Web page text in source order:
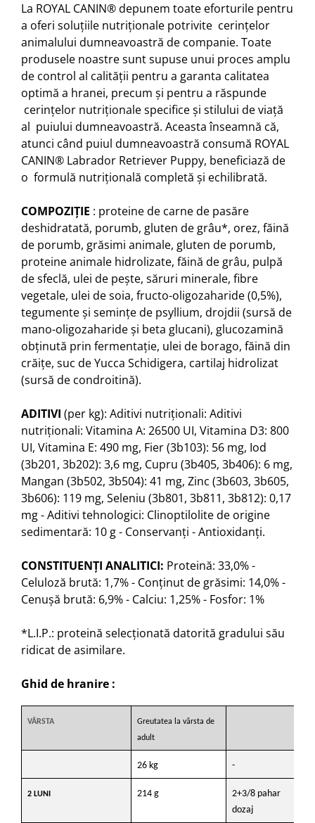
La ROYAL CANIN® depunem toate eforturile pentru
a oferi soluțiile nutriționale potrivite cerințelor
animalului dumneavoastră de companie. Toate
produsele noastre sunt supuse unui proces amplu
de control al calității pentru a garanta calitatea
optimă a hranei, precum și pentru a răspunde
cerințelor nutriționale specifice și stilului de viață
al puiului dumneavoastră. Aceasta înseamnă că,
atunci când puiul dumneavoastră consumă ROYAL
CANIN® Labrador Retriever Puppy, beneficiază de
o formulă nutrițională completă și echilibrată.
COMPOZIŢIE : proteine de carne de pasăre
deshidratată, porumb, gluten de grâu*, orez, făină
de porumb, grăsimi animale, gluten de porumb,
proteine animale hidrolizate, făină de grâu, pulpă
de sfeclă, ulei de peşte, săruri minerale, fibre
vegetale, ulei de soia, fructo-oligozaharide (0,5%),
tegumente şi seminţe de psyllium, drojdii (sursă de
mano-oligozaharide şi beta glucani), glucozamină
obţinută prin fermentaţie, ulei de borago, făină din
crăiţe, suc de Yucca Schidigera, cartilaj hidrolizat
(sursă de condroitină).
ADITIVI (per kg): Aditivi nutriţionali: Aditivi
nutriţionali: Vitamina A: 26500 UI, Vitamina D3: 800
UI, Vitamina E: 490 mg, Fier (3b103): 56 mg, Iod
(3b201, 3b202): 3,6 mg, Cupru (3b405, 3b406): 6 mg,
Mangan (3b502, 3b504): 41 mg, Zinc (3b603, 3b605,
3b606): 119 mg, Seleniu (3b801, 3b811, 3b812): 0,17
mg - Aditivi tehnologici: Clinoptilolite de origine
sedimentară: 10 g - Conservanţi - Antioxidanţi.
CONSTITUENŢI ANALITICI: Proteină: 33,0% -
Celuloză brută: 1,7% - Conţinut de grăsimi: 14,0% -
Cenuşă brută: 6,9% - Calciu: 1,25% - Fosfor: 1%
*L.I.P.: proteină selecţionată datorită gradului său
ridicat de asimilare.
Ghid de hranire :
VÂRSTA
Greutatea la vârsta de
adult
26 kg -
2 LUNI 214 g
2+3/8 pahar
dozaj